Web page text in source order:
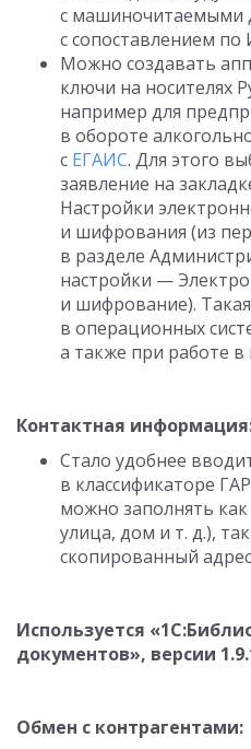
с машиночитаемыми
с сопоставлением
Можно создавать
ключи на носителях
например для
в обороте
с ЕГАИС. Для этого
заявление на
Настройки
и шифрования (из
в разделе
настройки —
и шифрование).
в операционных
а также при работе в
Контактная
Стало удобнее
в классификаторе
можно заполнять
улица, дом и т. д.),
скопированный
Используется
документов», версии
Обмен с контрагентами: